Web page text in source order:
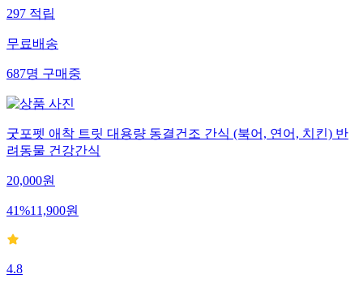
297적립
무료배송
687명구매중
굿포펫 애착 트릿 대용량 동결건조 간식 (북어, 연어, 치킨) 반
려동물 건강간식
20,000원
41%11,900원
4.8